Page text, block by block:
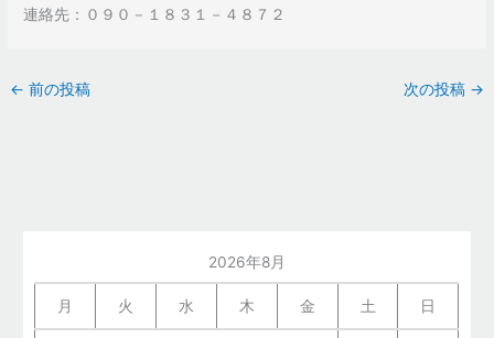
連絡先：０９０－１８３１－４８７２
← 前の投稿 次の投稿 →
2026年8月
月 火 水 木 金 土 日